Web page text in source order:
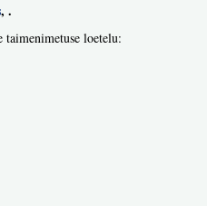
, .
taimenimetuse loetelu: